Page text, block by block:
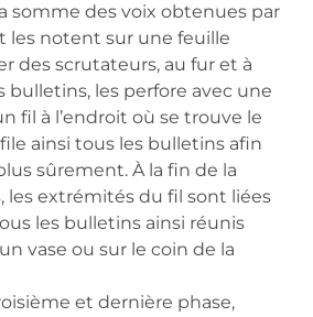
somme des voix obtenues par
les notent sur une feuille
des scrutateurs, au fur et à
bulletins, les perfore avec une
fil à l’endroit où se trouve le
ainsi tous les bulletins afin
sûrement. À la fin de la
les extrémités du fil sont liées
les bulletins ainsi réunis
vase ou sur le coin de la
et dernière phase,